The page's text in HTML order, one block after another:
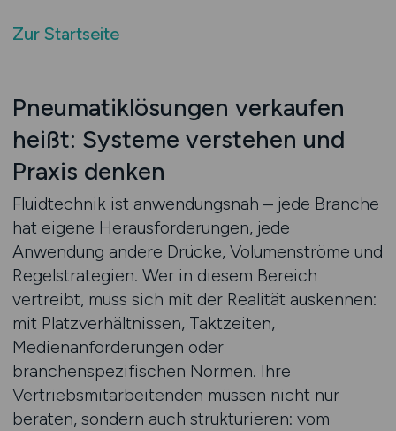
Zur Startseite
Pneumatiklösungen verkaufen
heißt: Systeme verstehen und
Praxis denken
Fluidtechnik ist anwendungsnah – jede Branche
hat eigene Herausforderungen, jede
Anwendung andere Drücke, Volumenströme und
Regelstrategien. Wer in diesem Bereich
vertreibt, muss sich mit der Realität auskennen:
mit Platzverhältnissen, Taktzeiten,
Medienanforderungen oder
branchenspezifischen Normen. Ihre
Vertriebsmitarbeitenden müssen nicht nur
beraten, sondern auch strukturieren: vom